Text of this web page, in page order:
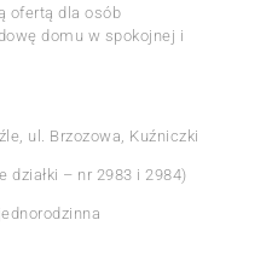
ofertą dla osób
domu w spokojnej i
ul. Brzozowa, Kuźniczki
działki – nr 2983 i 2984)